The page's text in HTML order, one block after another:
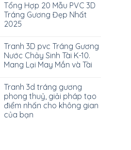
Tổng Hợp 20 Mẫu PVC 3D
Tráng Gương Đẹp Nhất
2025
Tranh 3D pvc Tráng Gương
Nước Chảy Sinh Tài K-10.
Mang Lại May Mắn và Tài
Tranh 3d tráng gương
phong thuỷ, giải pháp tạo
điểm nhấn cho không gian
của bạn